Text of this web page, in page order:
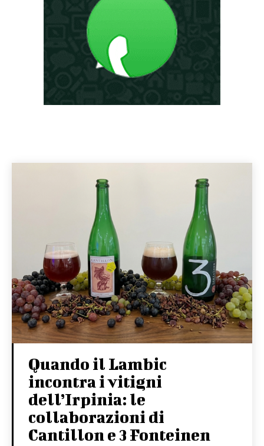
Quando il Lambic
incontra i vitigni
dell’Irpinia: le
collaborazioni di
Cantillon e 3 Fonteinen